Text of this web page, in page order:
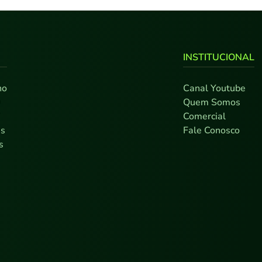
INSTITUCIONAL
Canal Youtube
Quem Somos
Comercial
Fale Conosco